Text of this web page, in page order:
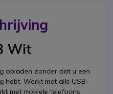
Wit
opladen zonder dat u een
hebt. Werkt met alle USB-
met mobiele telefoons,